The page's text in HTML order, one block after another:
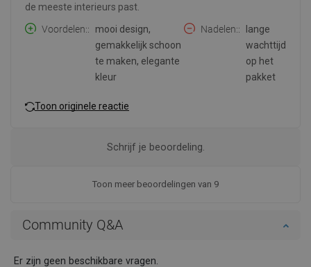
de meeste interieurs past.
Voordelen:
mooi design,
gemakkelijk schoon
te maken, elegante
kleur
Nadelen:
lange
wachttijd
op het
pakket
Toon originele reactie
Toon meer beoordelingen van 9
Schrijf je beoordeling.
Community Q&A
Er zijn geen beschikbare vragen.